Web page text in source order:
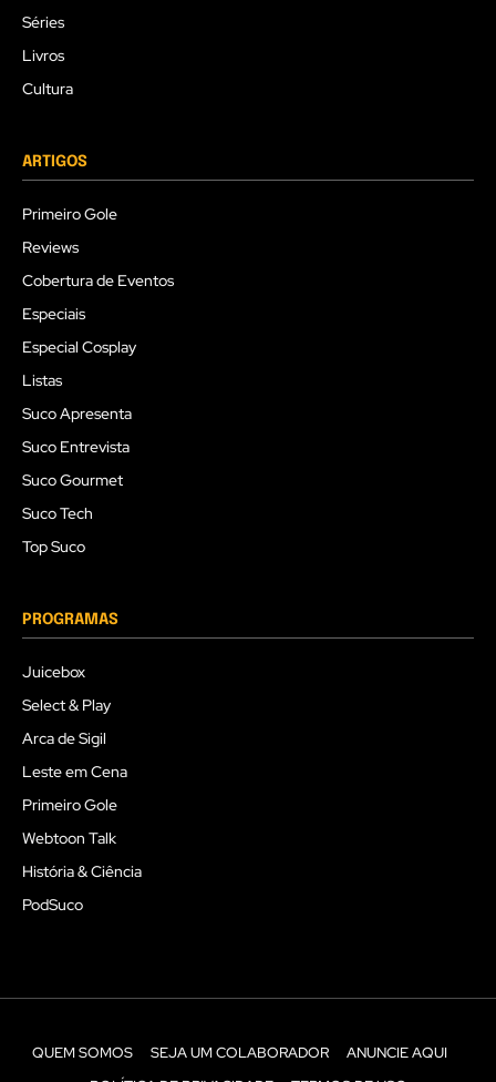
Séries
Livros
Cultura
ARTIGOS
Primeiro Gole
Reviews
Cobertura de Eventos
Especiais
Especial Cosplay
Listas
Suco Apresenta
Suco Entrevista
Suco Gourmet
Suco Tech
Top Suco
PROGRAMAS
Juicebox
Select & Play
Arca de Sigil
Leste em Cena
Primeiro Gole
Webtoon Talk
História & Ciência
PodSuco
QUEM SOMOS SEJA UM COLABORADOR
ANUNCIE AQUI